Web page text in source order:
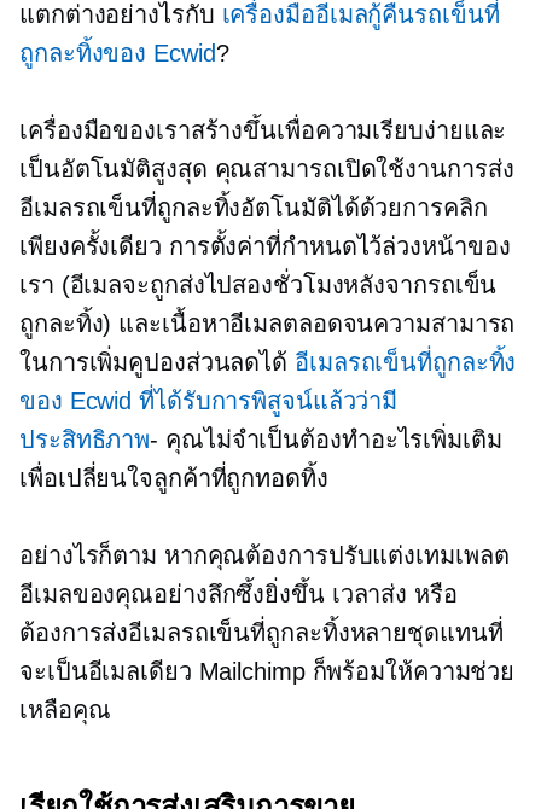
แตกต่างอย่างไรกับ เครื่องมืออีเมลกู้คืนรถเข็นที่
ถูกละทิ้งของ Ecwid?
เครื่องมือของเราสร้างขึ้นเพื่อความเรียบง่ายและ
เป็นอัตโนมัติสูงสุด คุณสามารถเปิดใช้งานการส่ง
อีเมลรถเข็นที่ถูกละทิ้งอัตโนมัติได้ด้วยการคลิก
เพียงครั้งเดียว การตั้งค่าที่กำหนดไว้ล่วงหน้าของ
เรา (อีเมลจะถูกส่งไปสองชั่วโมงหลังจากรถเข็น
ถูกละทิ้ง) และเนื้อหาอีเมลตลอดจนความสามารถ
ในการเพิ่มคูปองส่วนลดได้ อีเมลรถเข็นที่ถูกละทิ้ง
ของ Ecwid ที่ได้รับการพิสูจน์แล้วว่ามี
ประสิทธิภาพ- คุณไม่จำเป็นต้องทำอะไรเพิ่มเติม
เพื่อเปลี่ยนใจลูกค้าที่ถูกทอดทิ้ง
อย่างไรก็ตาม หากคุณต้องการปรับแต่งเทมเพลต
อีเมลของคุณอย่างลึกซึ้งยิ่งขึ้น เวลาส่ง หรือ
ต้องการส่งอีเมลรถเข็นที่ถูกละทิ้งหลายชุดแทนที่
จะเป็นอีเมลเดียว Mailchimp ก็พร้อมให้ความช่วย
เหลือคุณ